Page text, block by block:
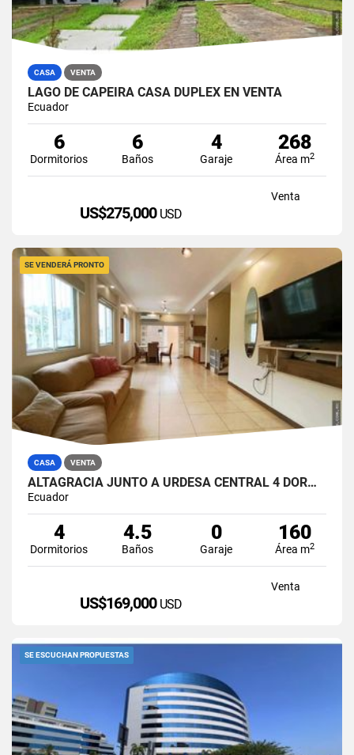
CASA VENTA
LAGO DE CAPEIRA CASA DUPLEX EN VENTA
Ecuador
6
Dormitorios
6
Baños
4
Garaje
268
Área m2
Venta
US$275,000 USD
SE VENDERÁ PRONTO
CASA VENTA
ALTAGRACIA JUNTO A URDESA CENTRAL 4 DORMITORIOS CASA EN VENTA
Ecuador
4
Dormitorios
4.5
Baños
0
Garaje
160
Área m2
Venta
US$169,000 USD
SE ESCUCHAN PROPUESTAS